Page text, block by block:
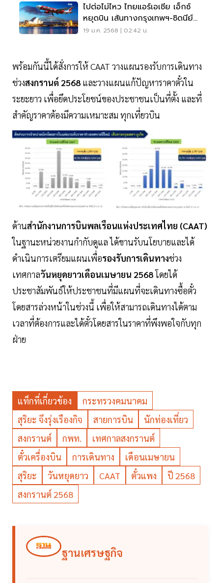
ไปต่อไม่ไหว ไทยแอร์เอเชีย เอ็กซ์
หยุดบิน เส้นทางกรุงเทพฯ-ซิดนีย์
18 ก.พ.นี้
19 ม.ค. 2568 | 02:42 น.
พร้อมกันนี้ได้สั่งการให้ CAAT วางแผนรองรับการเดินทาง
ช่วงสงกรานต์ 2568 และวางแผนแก้ปัญหาราคาตั๋วใน
ระยะยาว เพื่อยึดประโยชน์ของประชาชนเป็นที่ตั้ง และที่
สำคัญราคาต้องมีความเหมาะสม ทุกเที่ยวบิน
ด้านสำนักงานการบินพลเรือนแห่งประเทศไทย (CAAT)
ในฐานะหน่วยงานกำกับดูแล ได้ขานรับนโยบายและได้
ดำเนินการเตรียมแผนเพื่อรองรับการเดินทางช่วง
เทศกาลวันหยุดยาวเดือนเมษายน 2568โดยได้
ประชาสัมพันธ์ให้ประชาชนที่มีแผนที่จะเดินทางซื้อตั๋ว
โดยสารล่วงหน้าในช่วงนี้ เพื่อให้สามารถเดินทางได้ตาม
เวลาที่ต้องการและได้ตั๋วโดยสารในราคาที่พึงพอใจกับทุก
ฝ่าย
แท็กที่เกี่ยวข้อง
กระทรวงคมนาคม
สุริยะ จึงรุ่งเรืองกิจ
สายการบิน
นักท่องเที่ยว
สงกรานต์
กพท.
เทศกาลสงกรานต์
ตั๋วเครื่องบิน
การเดินทาง
เดือนเมษายน
สุริยะ
วันหยุดยาว CAAT ตั๋วแพง
ปี 2568
สงกรานต์ 2568
ฐานเศรษฐกิจ